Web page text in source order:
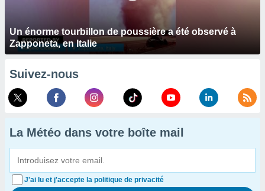
Un énorme tourbillon de poussière a été observé à
Zapponeta, en Italie
Suivez-nous
La Météo dans votre boîte mail
J'ai lu et j'accepte la politique de privacité